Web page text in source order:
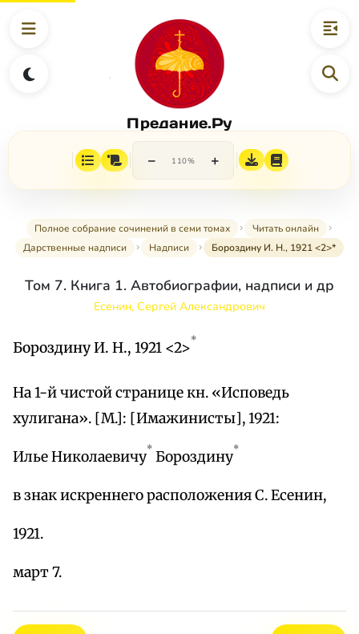
Предание.Ру
− 110% +
Полное собрание сочинений в семи томах
Читать онлайн
Дарственные надписи
Надписи Бороздину И. Н., 1921 <2>*
Том 7. Книга 1. Автобиографии, надписи и др
Есенин, Сергей Александрович
Бороздину И. Н., 1921 <2>*
На 1-й чистой странице кн. «Исповедь
хулигана». [М.]: [Имажинисты], 1921:
Илье Николаевичу* Бороздину*
в знак искреннего расположения С. Есенин,
1921.
март 7.